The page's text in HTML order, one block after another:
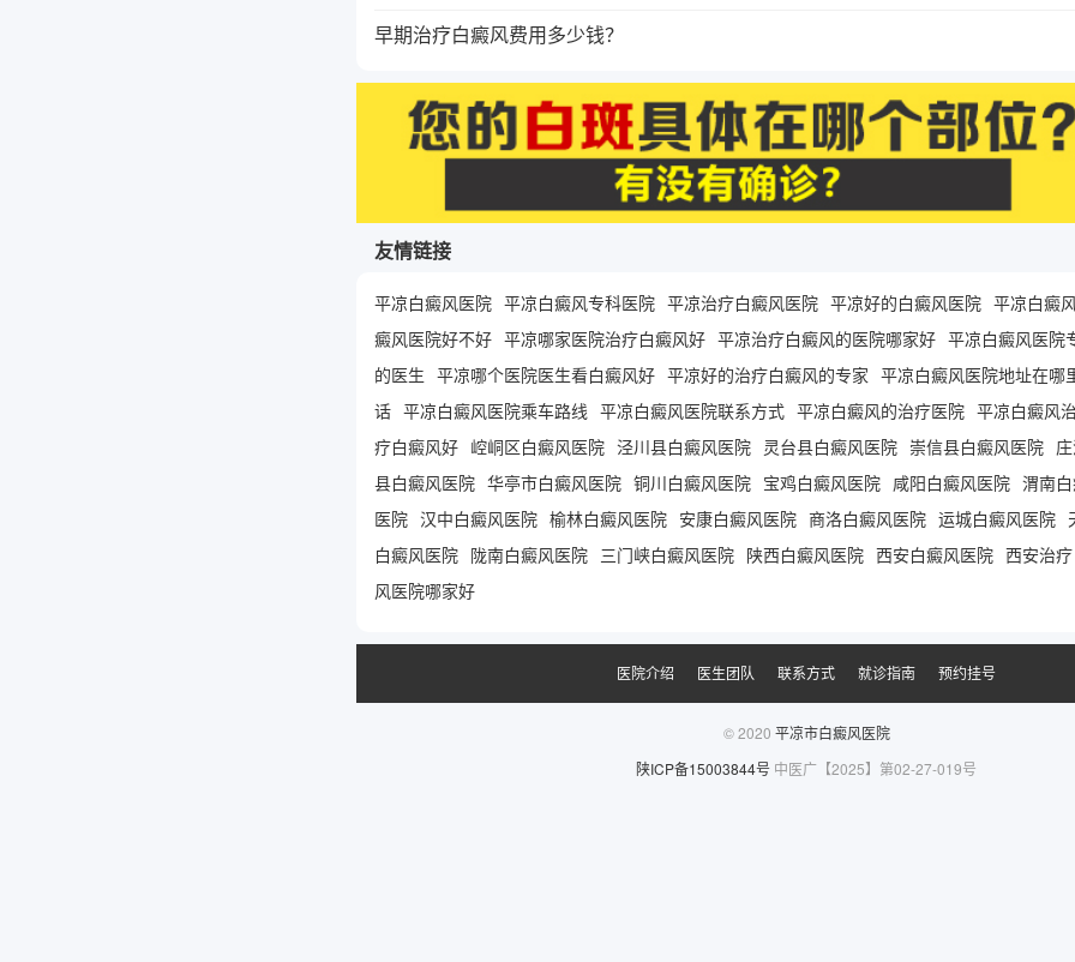
早期治疗白癜风费用多少钱？
友情链接
平凉白癜风医院 平凉白癜风专科医院 平凉治疗白癜风医院 平凉好的白癜风医院 平凉白癜
癜风医院好不好 平凉哪家医院治疗白癜风好 平凉治疗白癜风的医院哪家好 平凉白癜风医院
的医生 平凉哪个医院医生看白癜风好 平凉好的治疗白癜风的专家 平凉白癜风医院地址在哪
话 平凉白癜风医院乘车路线 平凉白癜风医院联系方式 平凉白癜风的治疗医院 平凉白癜风
疗白癜风好 崆峒区白癜风医院 泾川县白癜风医院 灵台县白癜风医院 崇信县白癜风医院
县白癜风医院 华亭市白癜风医院 铜川白癜风医院 宝鸡白癜风医院 咸阳白癜风医院 渭南
医院 汉中白癜风医院 榆林白癜风医院 安康白癜风医院 商洛白癜风医院 运城白癜风医院
白癜风医院 陇南白癜风医院 三门峡白癜风医院 陕西白癜风医院 西安白癜风医院 西安治
风医院哪家好
医院介绍 医生团队 联系方式 就诊指南 预约挂号
© 2020 平凉市白癜风医院
陕ICP备15003844号 中医广【2025】第02-27-019号